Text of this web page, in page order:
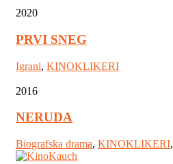
2020
PRVI SNEG
Igrani, KINOKLIKERI
2016
NERUDA
Biografska drama, KINOKLIKERI,